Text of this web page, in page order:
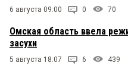
6 августа 09:00 0 70
Омская область ввела
засухи
5 августа 18:07 6 439